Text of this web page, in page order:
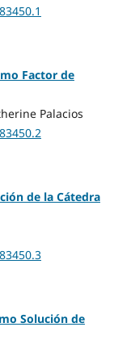
Factor de
Palacios
de la Cátedra
Solución de